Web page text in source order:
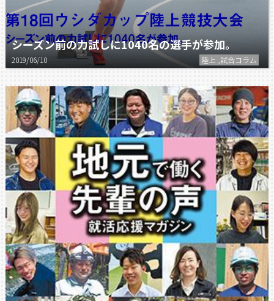
シーズン前の力試しに1040名の選手が参加。
2019/06/10 陸上 ,試合コラム